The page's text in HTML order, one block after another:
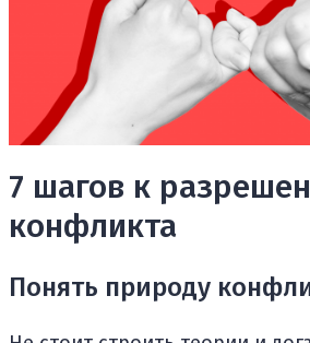
7 шагов к
конфликта
Понять природу